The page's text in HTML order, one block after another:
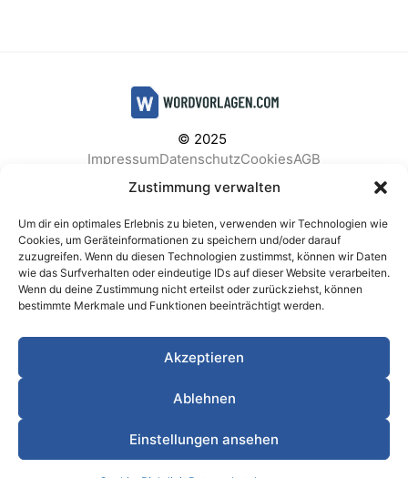
Zustimmung verwalten
Um dir ein optimales Erlebnis zu bieten, verwenden wir Technologien wie
Cookies, um Geräteinformationen zu speichern und/oder darauf
zuzugreifen. Wenn du diesen Technologien zustimmst, können wir Daten
wie das Surfverhalten oder eindeutige IDs auf dieser Website verarbeiten.
Wenn du deine Zustimmung nicht erteilst oder zurückziehst, können
bestimmte Merkmale und Funktionen beeinträchtigt werden.
Akzeptieren
Ablehnen
Einstellungen ansehen
© 2025
ImpressumDatenschutzCookiesAGB
Facebook
Instagram
BELIEBTE KATEGORIEN
Berichte & Analysen Business
Einkauf & Beschaffung
Gesundheit & Vorsorge
Meetings & Protokolle
Personal & HR
Planung & Strategie
Privat
Produktion & Logistik Projektmanagement